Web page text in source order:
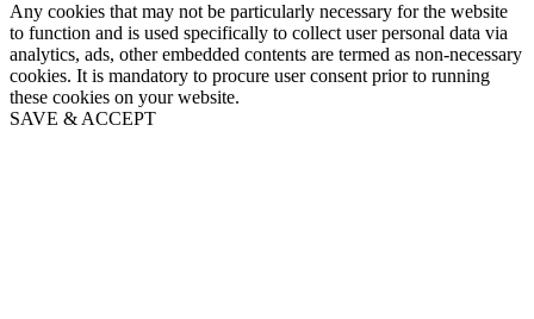
Any cookies that may not be particularly necessary for the website
to function and is used specifically to collect user personal data via
analytics, ads, other embedded contents are termed as non-necessary
cookies. It is mandatory to procure user consent prior to running
these cookies on your website.
SAVE & ACCEPT